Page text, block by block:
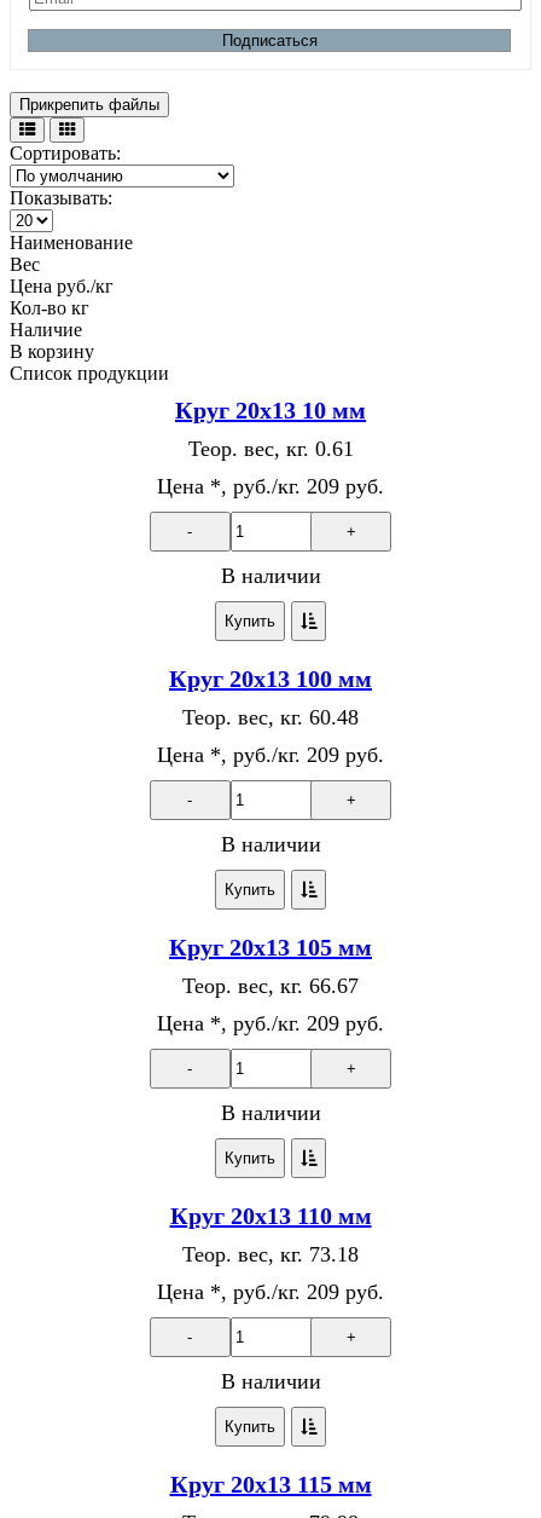
Подписаться
Прикрепить файлы
Сортировать:
Показывать:
Наименование
Вес
Цена руб./кг
Кол-во кг
Наличие
В корзину
Список продукции
Круг 20х13 10 мм
Теор. вес, кг. 0.61
Цена *, руб./кг. 209 руб.
- +
В наличии
Купить
Круг 20х13 100 мм
Теор. вес, кг. 60.48
Цена *, руб./кг. 209 руб.
- +
В наличии
Купить
Круг 20х13 105 мм
Теор. вес, кг. 66.67
Цена *, руб./кг. 209 руб.
- +
В наличии
Купить
Круг 20х13 110 мм
Теор. вес, кг. 73.18
Цена *, руб./кг. 209 руб.
- +
В наличии
Купить
Круг 20х13 115 мм